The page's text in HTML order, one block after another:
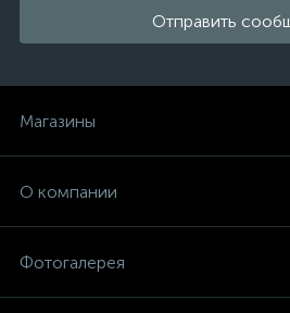
Отправить
Магазины
О компании
Фотогалерея